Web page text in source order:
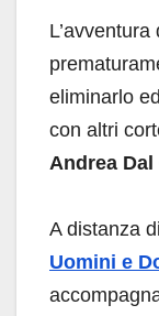
eliminarlo
con altri
Andrea
A distanza
Uomini e